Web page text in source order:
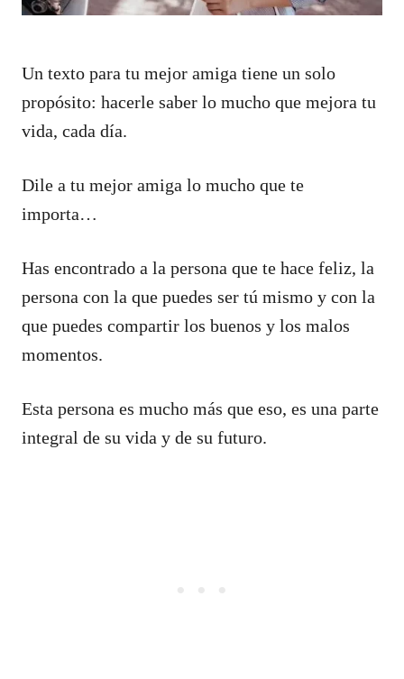
Un texto para tu mejor amiga tiene un solo
propósito: hacerle saber lo mucho que mejora tu
vida, cada día.
Dile a tu mejor amiga lo mucho que te
importa…
Has encontrado a la persona que te hace feliz, la
persona con la que puedes ser tú mismo y con la
que puedes compartir los buenos y los malos
momentos.
Esta persona es mucho más que eso, es una parte
integral de su vida y de su futuro.